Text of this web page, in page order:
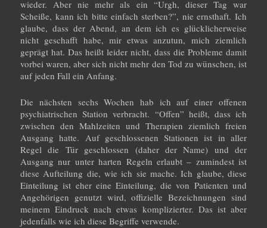
wieder. Aber nie mehr als ein “Urgh, dieser Tag war
Scheiße, kann ich bitte einfach sterben?”, nie ernsthaft. Ich
glaube, dass der Abend, an dem ich es glücklicherweise
nicht geschafft habe, mir etwas anzutun, mich ziemlich
geprägt hat. Das heißt leider nicht, dass die Probleme damit
vorbei waren, aber sich nicht mehr den Tod zu wünschen, ist
auf jeden Fall ein Anfang.
Die nächsten sechs Wochen hab ich auf einer offenen
psychiatrischen Station verbracht. “Offen” heißt, dass ich
zwischen den Mahlzeiten und Therapien ziemlich freien
Ausgang hatte. Auf geschlossenen Stationen ist in aller
Regel die Tür geschlossen (daher der Name) und der
Ausgang nur unter harten Regeln erlaubt – zumindest ist
diese Aufteilung die, wie ich sie mache. Ich glaube, diese
Einteilung ist eher eine Einteilung, die von Patienten und
Angehörigen genutzt wird, offizielle Bezeichnungen sind
meinem Eindruck nach etwas komplizierter. Das ist aber
jedenfalls wie ich diese Begriffe verwende.